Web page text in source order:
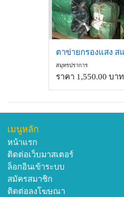
สมุทรปราการ
ราคา 1,550.00 บาท
เมนูหลัก
หน้าแรก
ติดต่อเว็บมาสเตอร์
ล็อกอินเข้าระบบ
สมัครสมาชิก
ติดต่อลงโฆษณา